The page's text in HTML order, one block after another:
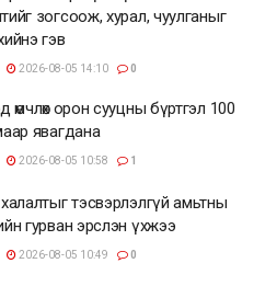
зогсоож, хурал, чуулганыг
гэв
2026-08-05 14:10 0
өмчлөх орон сууцны бүртгэл 100
явагдана
2026-08-05 10:58 1
тэсвэрлэлгүй амьтны
гурван эрслэн үхжээ
2026-08-05 10:49 0